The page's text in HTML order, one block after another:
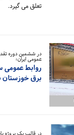
تعلق می گیرد.
در ششمین دوره تقدیر
عمومی ایران؛
روابط عمومی
برق خوزستان
در قالب یک پروژه